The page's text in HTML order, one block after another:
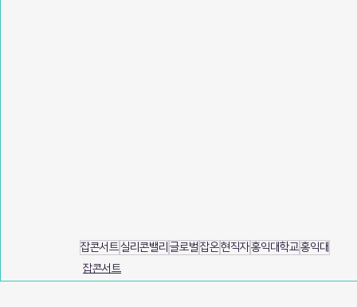
잡콘서트실리콘밸리 글로벌잡온현직자홍익대학교홍익대
잡콘서트